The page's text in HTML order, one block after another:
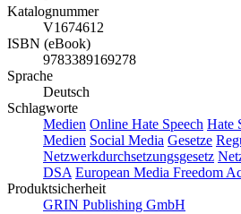
Katalognummer
V1674612
ISBN (eBook)
9783389169278
Sprache
Deutsch
Schlagworte
Medien Online Hate Speech Hate
Medien Social Media Gesetze
Netzwerkdurchsetzungsgesetz
DSA European Media Freedom
Produktsicherheit
GRIN Publishing GmbH